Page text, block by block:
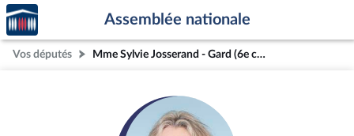
Aller au contenu
Aller en bas de la page
Accèder
à la
page
d'accueil
Assemblée nationale
Vos députés Mme Sylvie Josserand - Gard (6e circonscription)